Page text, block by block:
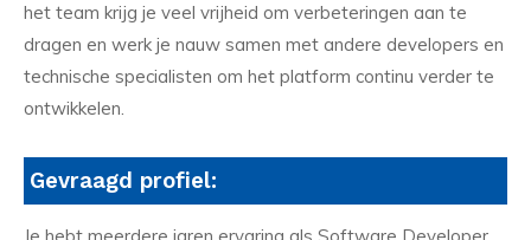
het team krijg je veel vrijheid om verbeteringen aan te
dragen en werk je nauw samen met andere developers en
technische specialisten om het platform continu verder te
ontwikkelen.
Gevraagd profiel: